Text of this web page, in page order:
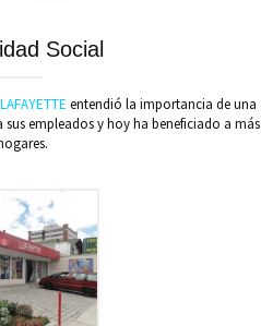
Social
LAFAYETTE entendió la importancia de una
empleados y hoy ha beneficiado a más